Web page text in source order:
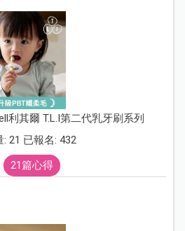
利其爾 T.L.I第二代乳牙刷系列
: 21 已報名: 432
21篇心得